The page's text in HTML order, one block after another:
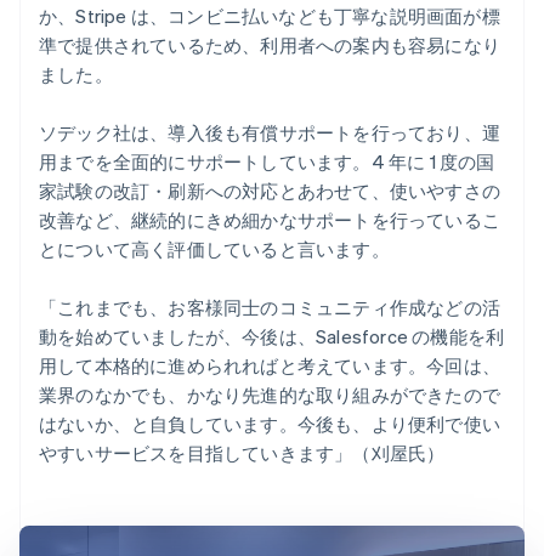
か、Stripe は、コンビニ払いなども丁寧な説明画面が標
準で提供されているため、利用者への案内も容易になり
ました。
ソデック社は、導入後も有償サポートを行っており、運
用までを全面的にサポートしています。4 年に 1 度の国
家試験の改訂・刷新への対応とあわせて、使いやすさの
改善など、継続的にきめ細かなサポートを行っているこ
とについて高く評価していると言います。
「これまでも、お客様同士のコミュニティ作成などの活
動を始めていましたが、今後は、Salesforce の機能を利
用して本格的に進められればと考えています。今回は、
業界のなかでも、かなり先進的な取り組みができたので
はないか、と自負しています。今後も、より便利で使い
やすいサービスを目指していきます」（刈屋氏）